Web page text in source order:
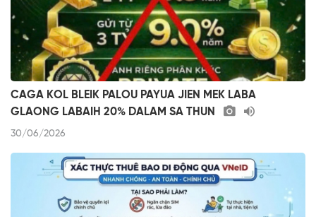
CAGA KOL BLEIK PALOU PAYUA JIEN MEK LABA
GLAONG LABAIH 20% DALAM SA THUN
30/06/2026